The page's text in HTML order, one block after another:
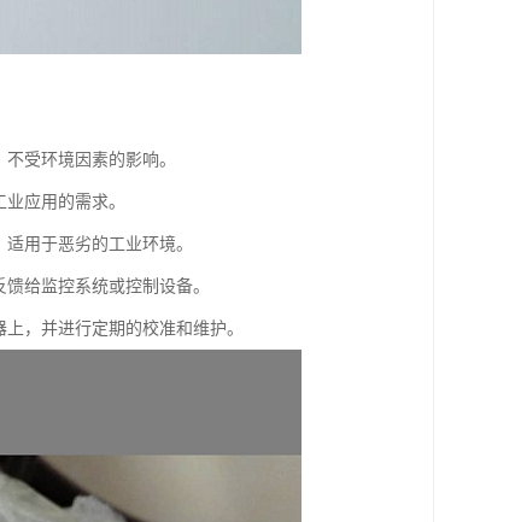
受环境因素的影响。
应用的需求。
用于恶劣的工业环境。
给监控系统或控制设备。
，并进行定期的校准和维护。